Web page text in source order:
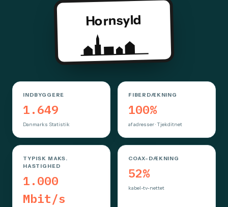
Hornsyld
INDBYGGERE
1.649
Danmarks Statistik
FIBERDÆKNING
100%
af adresser · Tjekditnet
TYPISK MAKS.
HASTIGHED
1.000
Mbit/s
COAX-DÆKNING
52%
kabel-tv-nettet